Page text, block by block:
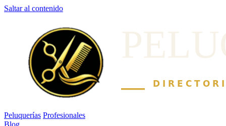
Saltar al contenido
Peluquerías Profesionales
Blog